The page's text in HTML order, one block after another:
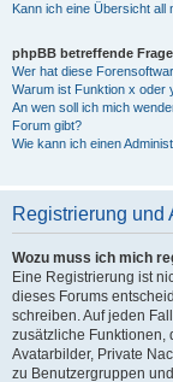
Kann ich eine Übersicht all
phpBB betreffende
Wer hat diese
Warum ist Funktion x oder
An wen soll ich mich
Forum gibt?
Wie kann ich einen
Registrierung und
Wozu muss ich mich
Eine Registrierung ist
dieses Forums
schreiben. Auf jeden
zusätzliche Funktionen,
Avatarbilder, Private
zu Benutzergruppen